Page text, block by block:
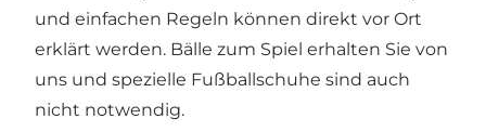
und einfachen Regeln können direkt vor Ort
erklärt werden. Bälle zum Spiel erhalten Sie von
uns und spezielle Fußballschuhe sind auch
nicht notwendig.